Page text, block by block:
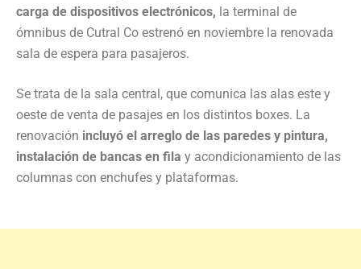
carga de dispositivos electrónicos, la terminal de
ómnibus de Cutral Co estrenó en noviembre la renovada
sala de espera para pasajeros.
Se trata de la sala central, que comunica las alas este y
oeste de venta de pasajes en los distintos boxes. La
renovación incluyó el arreglo de las paredes y pintura,
instalación de bancas en fila y acondicionamiento de las
columnas con enchufes y plataformas.